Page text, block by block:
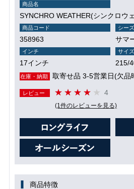
商品名
SYNCHRO WEATHER(シンクロウ
商品コード
358963
シー
サマ
インチ
17インチ
サイズ
215/
在庫・納期 取寄せ品 3-5営業日(欠品
レビュー 4
(1件のレビューを見る)
商品特徴